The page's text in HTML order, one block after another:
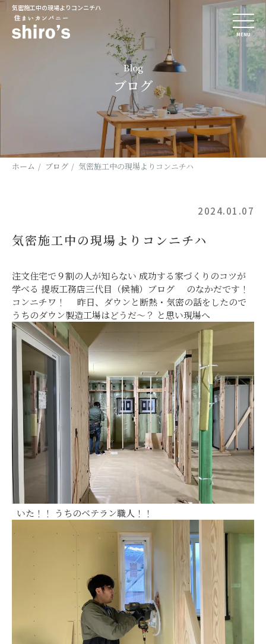
気密施工中の現場よりコンニチハ
MENU
Blog
ブログ
ホーム ブログ 気密施工中の現場よりコンニチハ
2024.01.07
気密施工中の現場よりコンニチハ
注文住宅で９割の人が知らない 成功する家づくりのコツが
学べる 提坂工務店三代目（候補）ブログ のなかだです！
コンニチワ！ 昨日、ダウンと断熱・気密の話をしたので
うちのダウン製造工場はどうだ～？ と思い現場へ
いた！！ うちのベテラン職人！！